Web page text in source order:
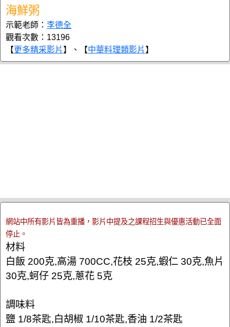
海鮮粥
示範老師： 李德全
觀看次數：13196
【更多精采影片 】、【中華料理類影片 】
網站中所有影片皆為重播，影片中提及之課程招生與優惠活動已全面
停止。
材料
白飯 200克,高湯 700CC,花枝 25克,蝦仁 30克,魚片
30克,蚵仔 25克,蔥花 5克
調味料
鹽 1/8茶匙,白胡椒 1/10茶匙,香油 1/2茶匙